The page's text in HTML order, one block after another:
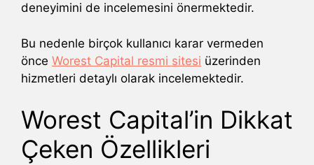
deneyimini de incelemesini önermektedir.
Bu nedenle birçok kullanıcı karar vermeden
önce Worest Capital resmi sitesi üzerinden
hizmetleri detaylı olarak incelemektedir.
Worest Capital’in Dikkat
Çeken Özellikleri